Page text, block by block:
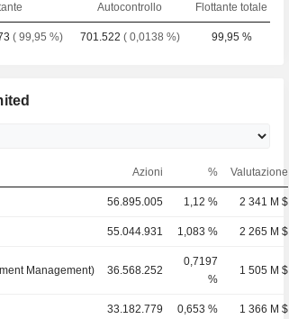
Autocontrollo Flottante totale
( 99,95 %) 701.522 ( 0,0138 %) 99,95 %
Azioni % Valutazione
56.895.005 1,12 % 2 341 M $
55.044.931 1,083 % 2 265 M $
Management) 36.568.252
0,7197
%
1 505 M $
33.182.779 0,653 % 1 366 M $